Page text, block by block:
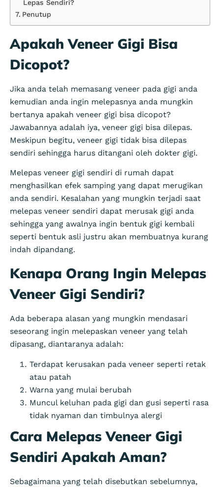
Lepas Sendiri?
Penutup
Apakah Veneer Gigi Bisa
Dicopot?
Jika anda telah memasang veneer pada gigi anda
kemudian anda ingin melepasnya anda mungkin
bertanya apakah veneer gigi bisa dicopot?
Jawabannya adalah iya, veneer gigi bisa dilepas.
Meskipun begitu, veneer gigi tidak bisa dilepas
sendiri sehingga harus ditangani oleh dokter gigi.
Melepas veneer gigi sendiri di rumah dapat
menghasilkan efek samping yang dapat merugikan
anda sendiri. Kesalahan yang mungkin terjadi saat
melepas veneer sendiri dapat merusak gigi anda
sehingga yang awalnya ingin bentuk gigi kembali
seperti bentuk asli justru akan membuatnya kurang
indah dipandang.
Kenapa Orang Ingin Melepas
Veneer Gigi Sendiri?
Ada beberapa alasan yang mungkin mendasari
seseorang ingin melepaskan veneer yang telah
dipasang, diantaranya adalah:
Terdapat kerusakan pada veneer seperti retak
atau patah
Warna yang mulai berubah
Muncul keluhan pada gigi dan gusi seperti rasa
tidak nyaman dan timbulnya alergi
Cara Melepas Veneer Gigi
Sendiri Apakah Aman?
Sebagaimana yang telah disebutkan sebelumnya,